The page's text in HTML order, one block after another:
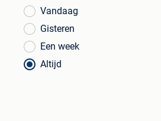
Vandaag
Gisteren
Een week
Altijd